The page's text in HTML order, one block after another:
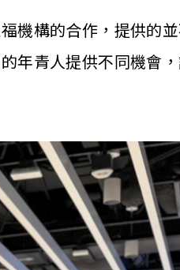
機構的合作，提供的
年青人提供不同機會